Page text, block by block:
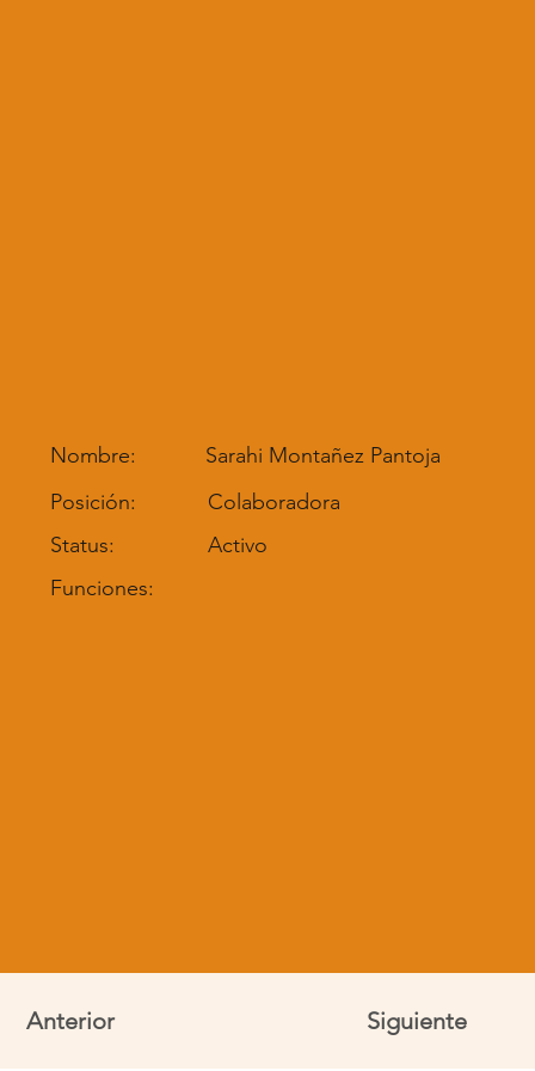
Anterior Siguiente
Sarahi Montañez Pantoja
Nombre:
Colaboradora
Posición:
Activo
Status:
Funciones: